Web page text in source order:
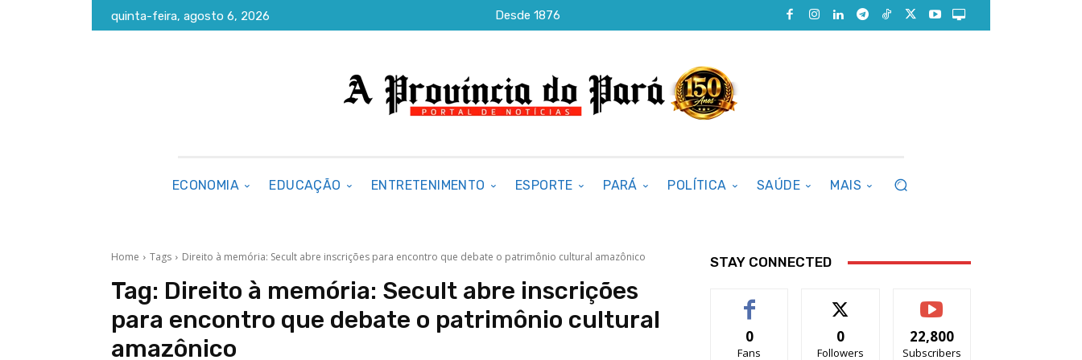
quinta-feira, agosto 6, 2026 Desde 1876
ECONOMIA EDUCAÇÃO ENTRETENIMENTO ESPORTE PARÁ POLÍTICA SAÚDE MAIS
Home Tags Direito à memória: Secult abre inscrições para encontro que debate o patrimônio cultural amazônico
Tag: Direito à memória: Secult abre inscrições
para encontro que debate o patrimônio cultural
amazônico
STAY CONNECTED
0
Fans
0
Followers
22,800
Subscribers